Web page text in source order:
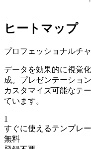
ヒートマップ
プロフェッショナルチ
データを効果的に視覚
成。プレゼンテーショ
カスタマイズ可能なテ
ています。
1
すぐに使えるテンプレ
無料